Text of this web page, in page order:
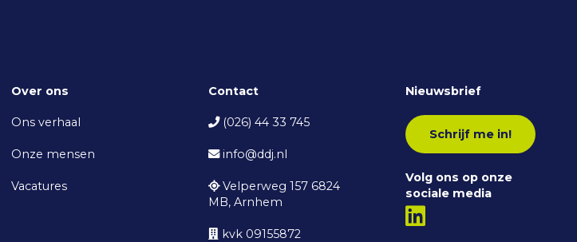
Over ons
Ons verhaal
Onze mensen
Vacatures
Contact
(026) 44 33 745
info@ddj.nl
Velperweg 157 6824
MB, Arnhem
kvk 09155872
Nieuwsbrief
Schrijf me in!
Volg ons op onze
sociale media